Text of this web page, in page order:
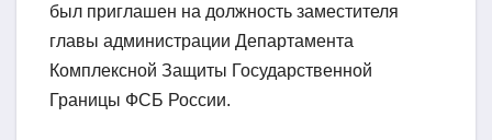
был приглашен на должность заместителя
главы администрации Департамента
Комплексной Защиты Государственной
Границы ФСБ России.